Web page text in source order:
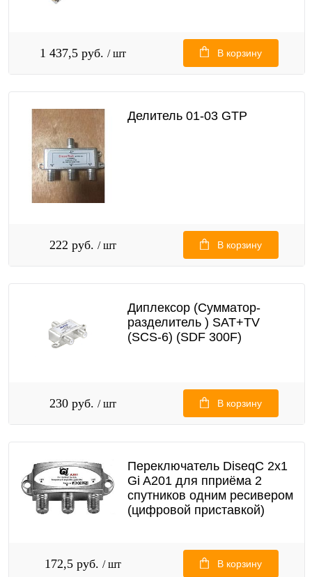
1 437,5 руб. / шт В корзину
Делитель 01-03 GTP
222 руб. / шт В корзину
Диплексор (Сумматор-
разделитель ) SAT+TV
(SCS-6) (SDF 300F)
230 руб. / шт В корзину
Переключатель DiseqC 2х1
Gi A201 для пприёма 2
спутников одним ресивером
(цифровой приставкой)
172,5 руб. / шт В корзину